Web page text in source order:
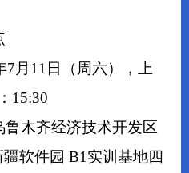
7月11日（周六），上
15:30
木齐经济技术开发区
软件园 B1实训基地四